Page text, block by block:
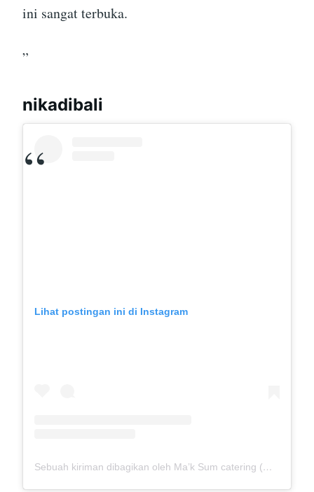
ini sangat terbuka.
”
nikadibali
Lihat postingan ini di Instagram
Sebuah kiriman dibagikan oleh Ma’k Sum catering (@mak_sumcatering)